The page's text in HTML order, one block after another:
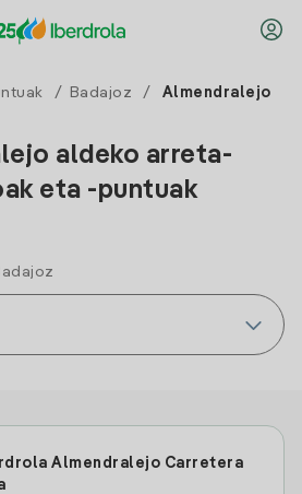
/ Badajoz / Almendralejo
aldeko arreta-
eta -puntuak
Almendralejo Carretera